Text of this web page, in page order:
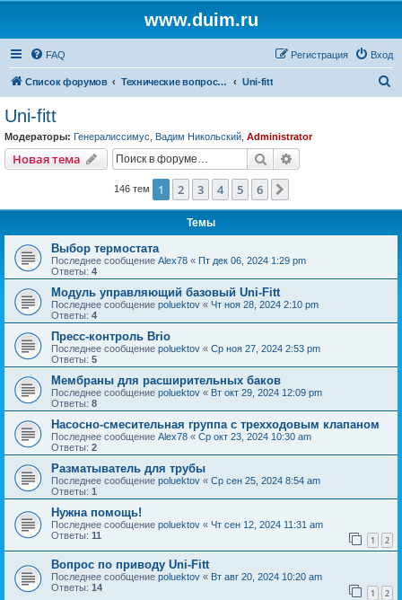
www.duim.ru
FAQ Вход
Регистрация
Список форумов Технические вопросы (по производителям и брендам) Uni-fitt
Uni-fitt
Модераторы: Генералиссимус Вадим Никольский Administrator
Новая тема Поиск
146 тем 1 2 3 4 5 6
Темы
Выбор термостата
Последнее сообщение Alex78 « Пт дек 06, 2024 1:29 pm
Ответы: 4
Модуль управляющий базовый Uni-Fitt
Последнее сообщение poluektov « Чт ноя 28, 2024 2:10 pm
Ответы: 4
Пресс-контроль Brio
Последнее сообщение poluektov « Ср ноя 27, 2024 2:53 pm
Ответы: 5
Мембраны для расширительных баков
Последнее сообщение poluektov « Вт окт 29, 2024 12:09 pm
Ответы: 8
Насосно-смесительная группа с трехходовым клапаном
Последнее сообщение Alex78 « Ср окт 23, 2024 10:30 am
Ответы: 2
Разматыватель для трубы
Последнее сообщение poluektov « Ср сен 25, 2024 8:54 am
Ответы: 1
Нужна помощь!
Последнее сообщение poluektov « Чт сен 12, 2024 11:31 am
Ответы: 11 1 2
Вопрос по приводу Uni-Fitt
Последнее сообщение poluektov « Вт авг 20, 2024 10:20 am
Ответы: 14 1 2